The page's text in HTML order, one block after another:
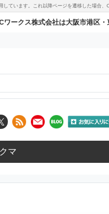
ています。これ以降ページを遷移した場合
ワークス株式会社は大阪市港区
マ